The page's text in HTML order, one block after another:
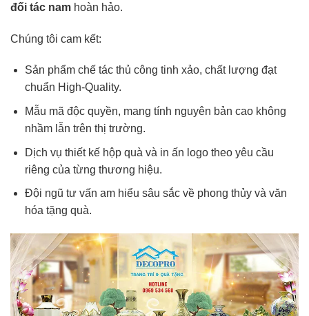
đối tác nam hoàn hảo.
Chúng tôi cam kết:
Sản phẩm chế tác thủ công tinh xảo, chất lượng đạt
chuẩn High-Quality.
Mẫu mã độc quyền, mang tính nguyên bản cao không
nhầm lẫn trên thị trường.
Dịch vụ thiết kế hộp quà và in ấn logo theo yêu cầu
riêng của từng thương hiệu.
Đội ngũ tư vấn am hiểu sâu sắc về phong thủy và văn
hóa tặng quà.